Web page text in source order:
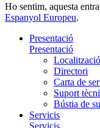
Ho sentim, aquesta
Espanyol Europeu.
Presentació
Presentació
Localització
Directori
Carta de
Suport
Bústia de
Servicis
Servicis